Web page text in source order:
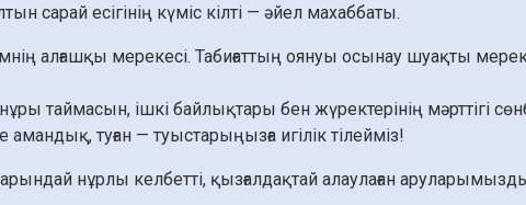
сарай есігінің күміс кілті — әйел махаббаты.
алғашқы мерекесі. Табиғаттың оянуы осынау шуақты
таймасын, ішкі байлықтары бен жүректерінің мәрттігі
туған — туыстарыңызға игілік тілейміз!
нұрлы келбетті, қызғалдақтай алаулаған